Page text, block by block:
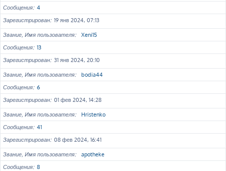
Сообщения 4
Зарегистрирован 19 янв 2024, 07:13
Звание, Имя пользователя
Xeni15
Сообщения 13
Зарегистрирован 31 янв 2024, 20:10
Звание, Имя пользователя
bodia44
Сообщения 6
Зарегистрирован 01 фев 2024, 14:28
Звание, Имя пользователя
Hristenko
Сообщения 41
Зарегистрирован 08 фев 2024, 16:41
Звание, Имя пользователя
apotheke
Сообщения 8